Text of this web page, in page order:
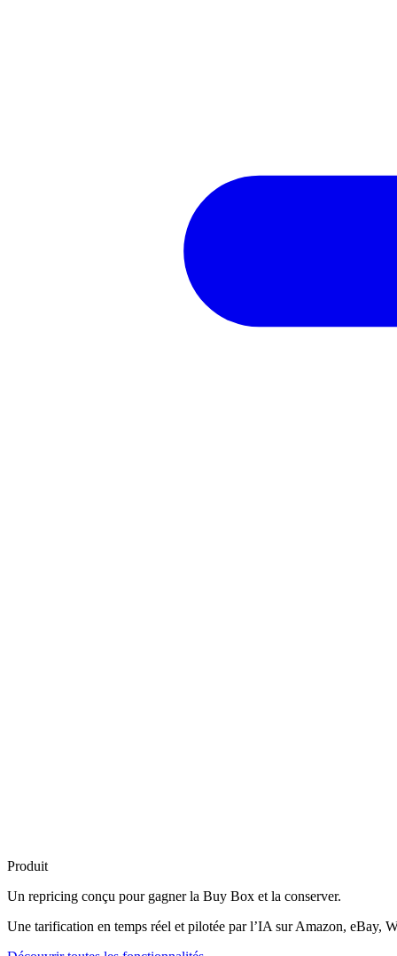
Produit
Un repricing conçu pour gagner la Buy Box et la conserver.
Une tarification en temps réel et pilotée par l’IA sur Amazon, eBay,